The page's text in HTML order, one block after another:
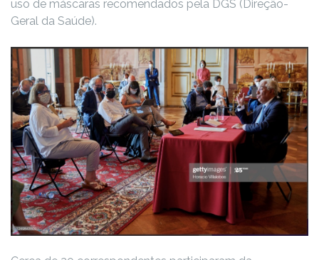
uso de máscaras recomendados pela DGS (Direção-
Geral da Saúde).